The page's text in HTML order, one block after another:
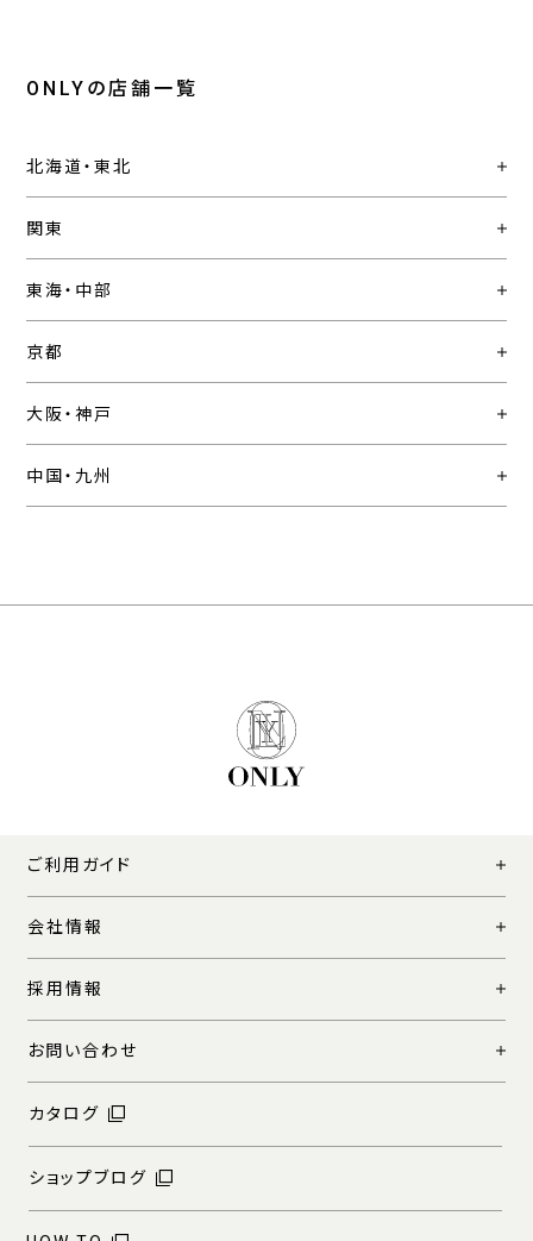
ONLYの店舗一覧
北海道・東北
関東
東海・中部
京都
大阪・神戸
中国・九州
ご利用ガイド
会社情報
採用情報
お問い合わせ
カタログ
ショップブログ